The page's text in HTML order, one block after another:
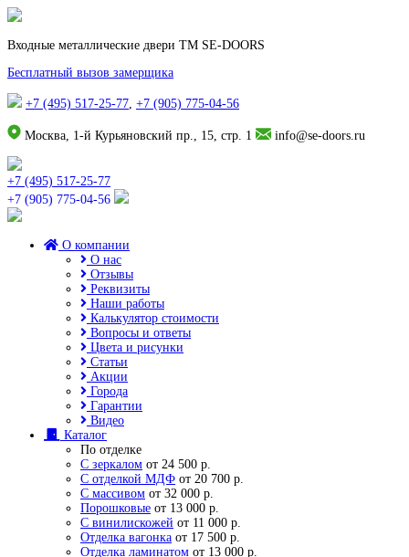
Входные металлические двери TM SE-DOORS
Бесплатный вызов замерщика
+7 (495) 517-25-77, +7 (905) 775-04-56
Москва, 1-й Курьяновский пр., 15, стр. 1 info@se-doors.ru
+7 (495) 517-25-77
+7 (905) 775-04-56
О компании
О нас
Отзывы
Реквизиты
Наши работы
Калькулятор стоимости
Вопросы и ответы
Цвета и рисунки
Статьи
Акции
Города
Гарантии
Видео
Каталог
По отделке
С зеркалом от 24 500 р.
С отделкой МДФ от 20 700 р.
С массивом от 32 000 р.
Порошковые от 13 000 р.
С винилискожей от 11 000 р.
Отделка вагонка от 17 500 р.
Отделка ламинатом от 13 000 р.